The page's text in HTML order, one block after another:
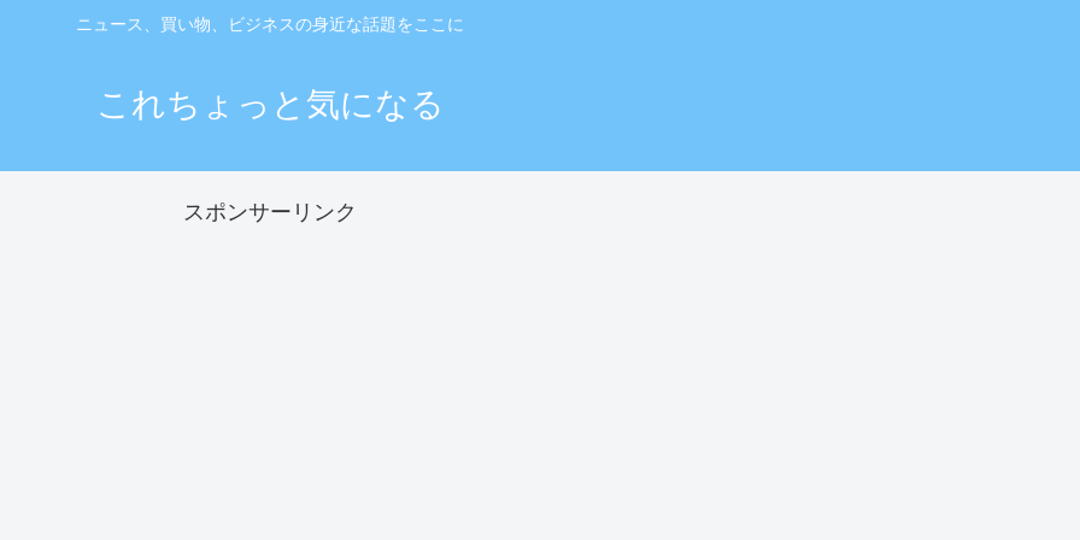
ニュース、買い物、ビジネスの身近な話題をここに
これちょっと気になる
スポンサーリンク